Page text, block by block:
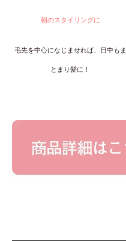
朝のスタイリングに
毛先を中心になじませれば、日中もま
とまり髪に！